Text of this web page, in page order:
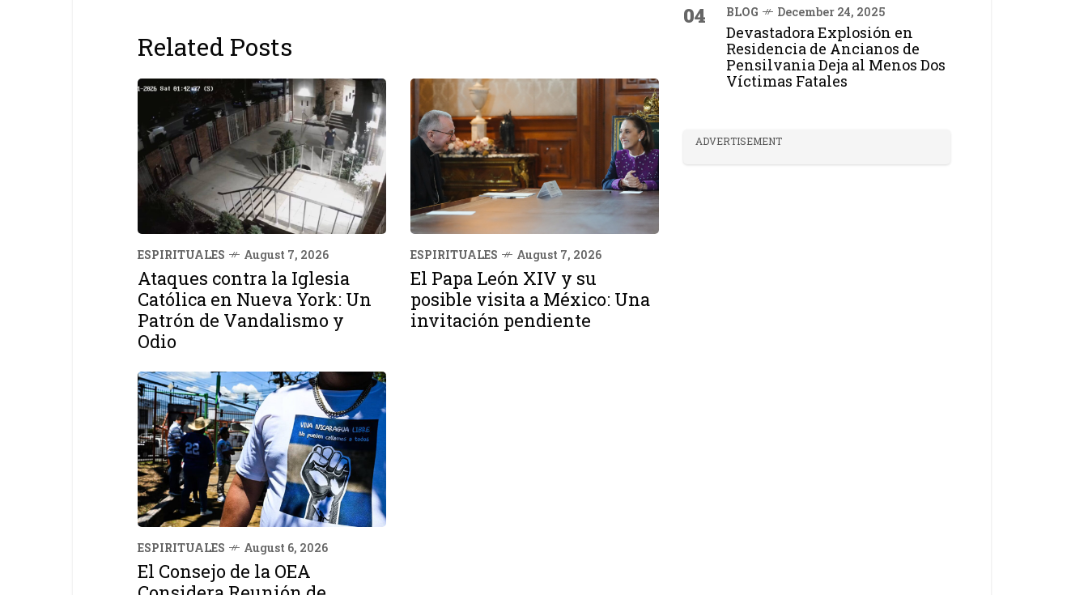
Related Posts
ESPIRITUALES August 7, 2026
Ataques contra la Iglesia
Católica en Nueva York: Un
Patrón de Vandalismo y
Odio
ESPIRITUALES August 7, 2026
El Papa León XIV y su
posible visita a México: Una
invitación pendiente
ESPIRITUALES August 6, 2026
El Consejo de la OEA
04 BLOG December 24, 2025
Devastadora Explosión en
Residencia de Ancianos de
Pensilvania Deja al Menos Dos
Víctimas Fatales
ADVERTISEMENT